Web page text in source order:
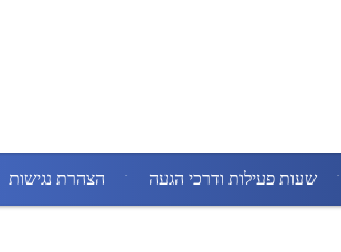
שעות פעילות ודרכי הגעה הצהרת נגישות